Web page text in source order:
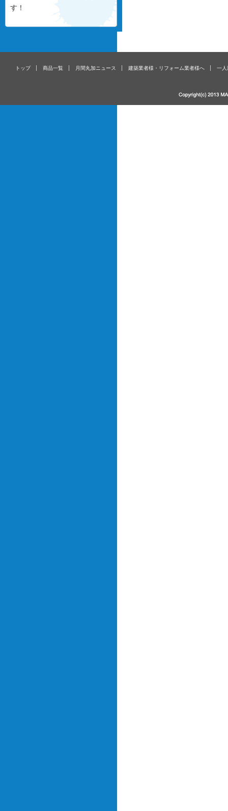
す！
トップ 商品一覧 月間丸加ニュース 建築業者様・リフォーム業者様へ 一